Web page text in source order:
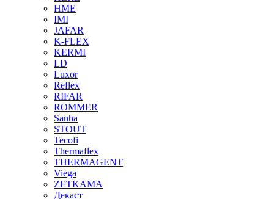
HME
IMI
JAFAR
K-FLEX
KERMI
LD
Luxor
Reflex
RIFAR
ROMMER
Sanha
STOUT
Tecofi
Thermaflex
THERMAGENT
Viega
ZETKAMA
Декаст